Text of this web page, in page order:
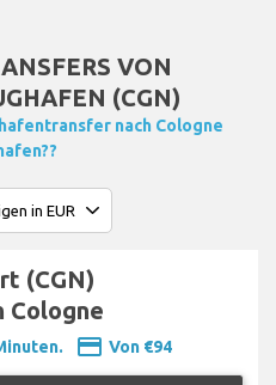
VON
(CGN)
nach Cologne
(CGN)
Cologne
payment Von €94